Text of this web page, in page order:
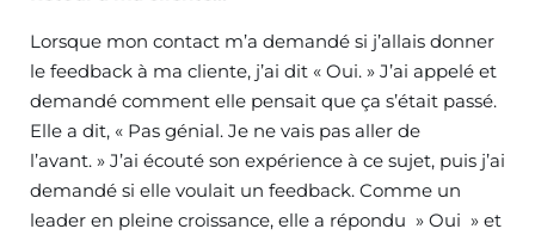
Lorsque mon contact m’a demandé si j’allais donner
le feedback à ma cliente, j’ai dit « Oui. » J’ai appelé et
demandé comment elle pensait que ça s’était passé.
Elle a dit, « Pas génial. Je ne vais pas aller de
l’avant. » J’ai écouté son expérience à ce sujet, puis j’ai
demandé si elle voulait un feedback. Comme un
leader en pleine croissance, elle a répondu » Oui » et